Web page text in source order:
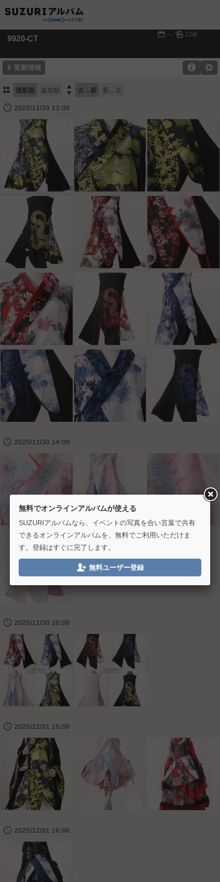
9920-CT 📅 --- 🌄 22枚
⚡ 更新情報 ⚙

⚏ 撮影順 追加順  古→新 新→古
🕔 2025/11/30 13:00
🕔 2025/11/30 14:00
🕔 2025/11/30 20:00
🕔 2025/12/01 15:00
🕔 2025/12/01 16:00
無料でオンラインアルバムが使える
SUZURIアルバムなら、イベントの写真を合い言葉で共有
できるオンラインアルバムを、無料でご利用いただけま
す。登録はすぐに完了します。
 無料ユーザー登録